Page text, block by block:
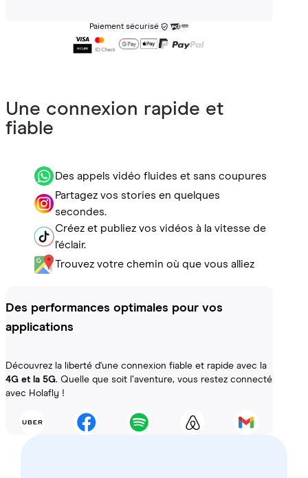
Paiement sécurisé
Une connexion rapide et
fiable
Des appels vidéo fluides et sans coupures
Partagez vos stories en quelques
secondes.
Créez et publiez vos vidéos à la vitesse de
l'éclair.
Trouvez votre chemin où que vous alliez
Des performances optimales pour vos
applications
Découvrez la liberté d'une connexion fiable et rapide avec la
4G et la 5G. Quelle que soit l’aventure, vous restez connecté
avec Holafly !